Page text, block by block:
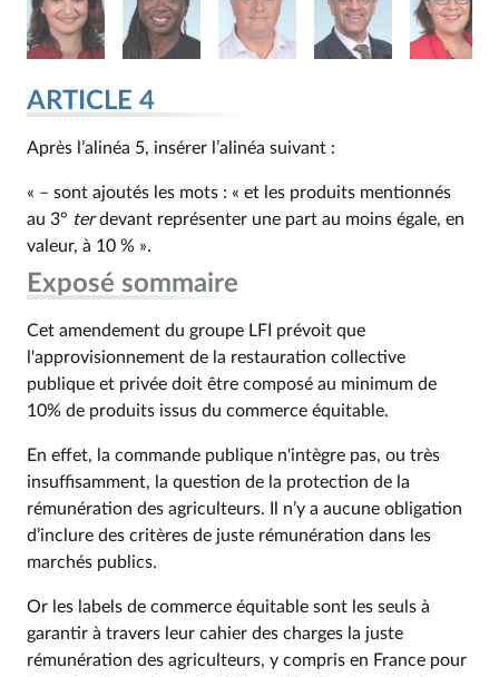
ARTICLE 4
Après l’alinéa 5, insérer l’alinéa suivant :
« – sont ajoutés les mots : « et les produits mentionnés
au 3° terdevant représenter une part au moins égale, en
valeur, à 10 % ».
Exposé sommaire
Cet amendement du groupe LFI prévoit que
l'approvisionnement de la restauration collective
publique et privée doit être composé au minimum de
10% de produits issus du commerce équitable.
En effet, la commande publique n'intègre pas, ou très
insuffisamment, la question de la protection de la
rémunération des agriculteurs. Il n’y a aucune obligation
d’inclure des critères de juste rémunération dans les
marchés publics.
Or les labels de commerce équitable sont les seuls à
garantir à travers leur cahier des charges la juste
rémunération des agriculteurs, y compris en France pour